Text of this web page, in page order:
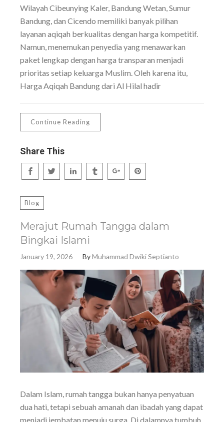
Wilayah Cibeunying Kaler, Bandung Wetan, Sumur
Bandung, dan Cicendo memiliki banyak pilihan
layanan aqiqah berkualitas dengan harga kompetitif.
Namun, menemukan penyedia yang menawarkan
paket lengkap dengan harga transparan menjadi
prioritas setiap keluarga Muslim. Oleh karena itu,
Harga Aqiqah Bandung dari Al Hilal hadir
Continue Reading
Share This
Blog
Merajut Rumah Tangga dalam
Bingkai Islami
January 19, 2026 ByMuhammad Dwiki Septianto
Dalam Islam, rumah tangga bukan hanya penyatuan
dua hati, tetapi sebuah amanah dan ibadah yang dapat
menjadi jembatan menuju surga. Di dalamnya tumbuh